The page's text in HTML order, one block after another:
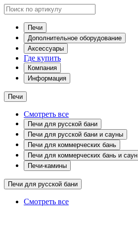
Печи
Дополнительное оборудование
Аксессуары
Где купить
Компания
Информация
Печи
Смотреть все
Печи для русской бани
Печи для русской бани и сауны
Печи для коммерческих бань
Печи для коммерческих бань и саун
Печи-камины
Печи для русской бани
Смотреть все